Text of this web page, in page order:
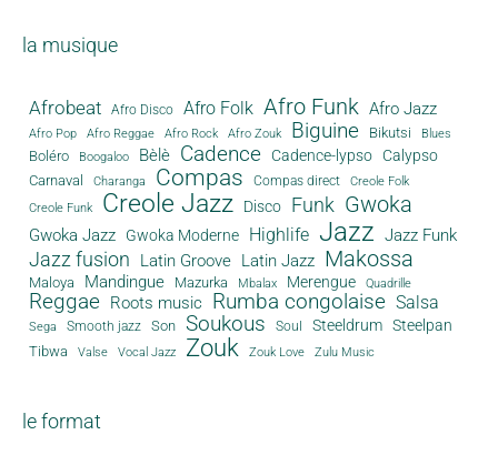
la musique
Afrobeat Afro Disco Afro Folk Afro Funk Afro Jazz
Afro Pop Afro Reggae Afro Rock Afro Zouk Biguine Bikutsi Blues
Boléro Boogaloo Bèlè Cadence Cadence-lypso Calypso
Carnaval Charanga Compas Compas direct
Creole Folk
Creole Funk
Creole Jazz Disco Funk Gwoka
Gwoka Jazz Gwoka Moderne Highlife Jazz Jazz Funk
Jazz fusion Latin Groove Latin Jazz Makossa
Maloya Mandingue Mazurka Mbalax Merengue Quadrille
Reggae Roots music Rumba congolaise Salsa
Sega Smooth jazz Son Soukous Soul Steeldrum Steelpan
Tibwa Valse Vocal Jazz Zouk Zouk Love Zulu Music
le format